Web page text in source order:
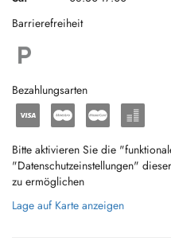
Barrierefreiheit
Bezahlungsarten
Bitte aktivieren Sie die
"Datenschutzeinstellungen"
zu ermöglichen
Lage auf Karte anzeigen